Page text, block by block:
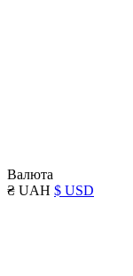
Валюта
₴ UAH $ USD